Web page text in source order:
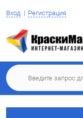
Вход Регистрация